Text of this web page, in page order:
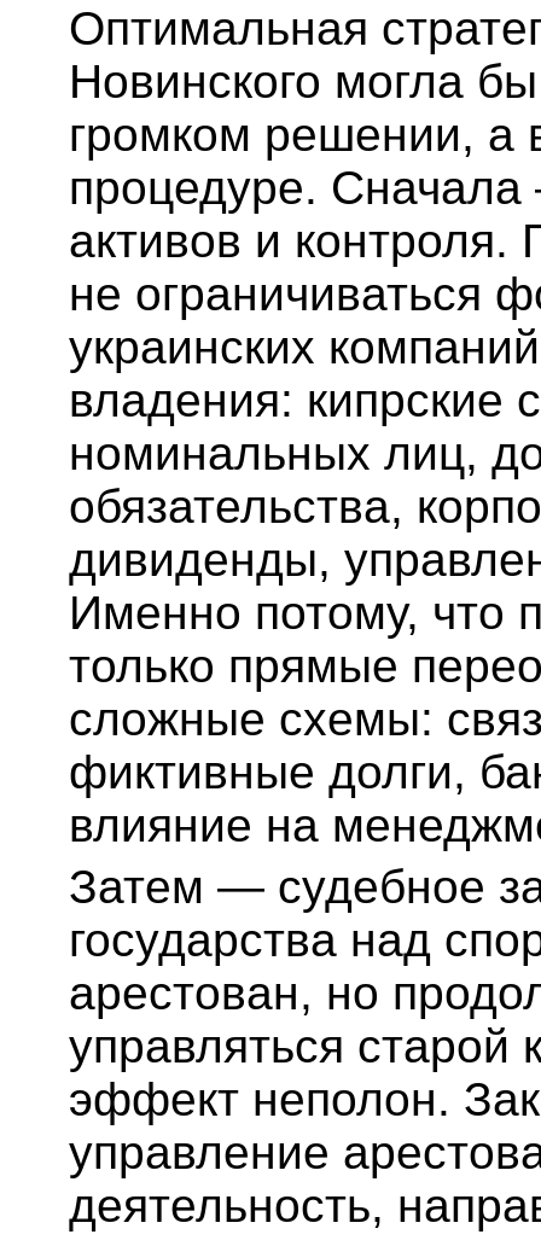
Оптимальная
Новинского могла
громком решении, а
процедуре.
активов и
не ограничиваться
украинских
владения: кипрские
номинальных лиц,
обязательства,
дивиденды,
Именно потому, что
только прямые
сложные схемы:
фиктивные долги,
влияние на
Затем — судебное
государства над
арестован, но
управляться
эффект неполон.
управление
деятельность,